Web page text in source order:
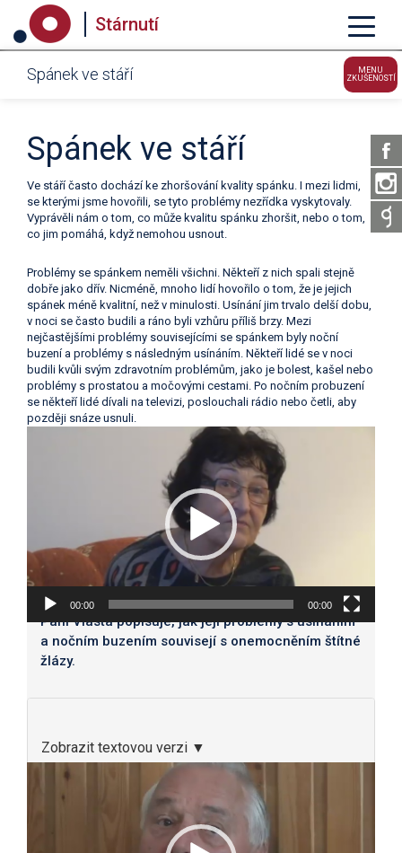
Stárnutí
Spánek ve stáří
MENU
ZKUŠENOSTÍ
Spánek ve stáří
Ve stáří často dochází ke zhoršování kvality spánku. I mezi lidmi,
se kterými jsme hovořili, se tyto problémy nezřídka vyskytovaly.
Vyprávěli nám o tom, co může kvalitu spánku zhoršit, nebo o tom,
co jim pomáhá, když nemohou usnout.
Problémy se spánkem neměli všichni. Někteří z nich spali stejně
dobře jako dřív. Nicméně, mnoho lidí hovořilo o tom, že je jejich
spánek méně kvalitní, než v minulosti. Usínání jim trvalo delší dobu,
v noci se často budili a ráno byli vzhůru příliš brzy. Mezi
nejčastějšími problémy souvisejícími se spánkem byly noční
buzení a problémy s následným usínáním. Někteří lidé se v noci
budili kvůli svým zdravotním problémům, jako je bolest, kašel nebo
problémy s prostatou a močovými cestami. Po nočním probuzení
se někteří lidé dívali na televizi, poslouchali rádio nebo četli, aby
později snáze usnuli.
00:00 00:00
Paní Vlasta popisuje, jak její problémy s usínáním
a nočním buzením souvisejí s onemocněním štítné
žlázy.
Zobrazit textovou verzi ▼
Video
přehrávač